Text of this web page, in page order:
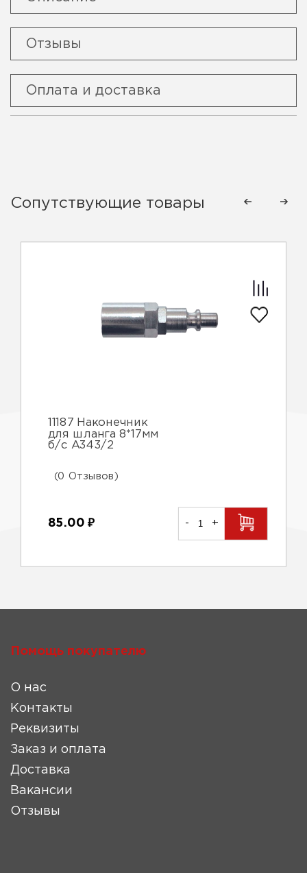
Отзывы
Оплата и доставка
Сопутствующие товары
11187 Наконечник
для шланга 8*17мм
б/с А343/2
(0 Отзывов)
85.00 ₽ - +
Помощь покупателю
О нас
Контакты
Реквизиты
Заказ и оплата
Доставка
Вакансии
Отзывы